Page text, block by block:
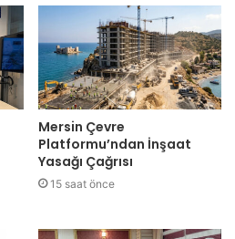
Mersin Çevre
Platformu’ndan İnşaat
Yasağı Çağrısı
15 saat önce